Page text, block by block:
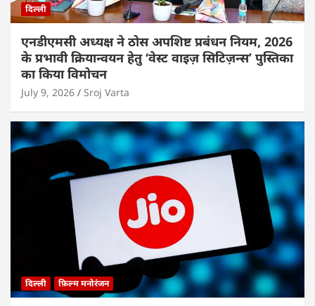
दिल्ली
एनडीएमसी अध्यक्ष ने ठोस अपशिष्ट प्रबंधन नियम, 2026
के प्रभावी क्रियान्वयन हेतु ‘वेस्ट वाइज़ सिटिज़न्स’ पुस्तिका
का किया विमोचन
July 9, 2026 Sroj Varta
दिल्ली फ़िल्म मनोरंजन